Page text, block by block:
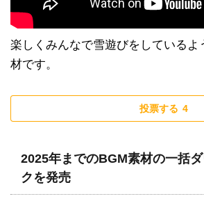
楽しくみんなで雪遊びをしているよ
材です。
投票する 4
2025年までのBGM素材の一括
クを発売